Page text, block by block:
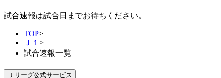
試合速報は試合日までお待ちください。
TOP>
Ｊ１ >
試合速報一覧
Ｊリーグ公式サービス